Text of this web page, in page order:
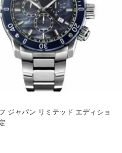
ジャパン リミテッド エディショ